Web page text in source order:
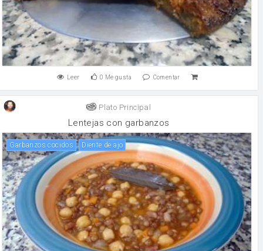
Leer 0 Me gusta Comentar
Plato Principal
Lentejas con garbanzos
Garbanzos cocidos Diente de ajo